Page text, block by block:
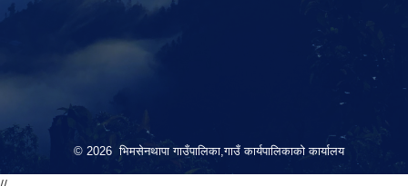
© 2026 भिमसेनथापा गाउँपालिका,गाउँ कार्यपालिकाकाे कार्यालय